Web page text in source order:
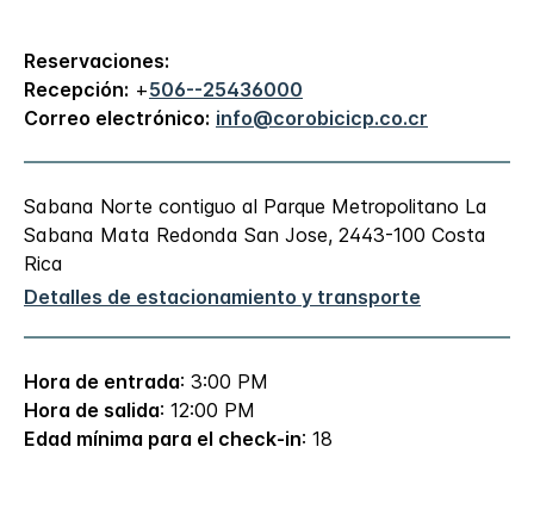
Reservaciones:
Recepción: +506--25436000
Correo electrónico: info@corobicicp.co.cr
Sabana Norte contiguo al Parque Metropolitano La
Sabana Mata Redonda San Jose, 2443-100 Costa
Rica
Detalles de estacionamiento y transporte
Hora de entrada: 3:00 PM
Hora de salida: 12:00 PM
Edad mínima para el check-in: 18